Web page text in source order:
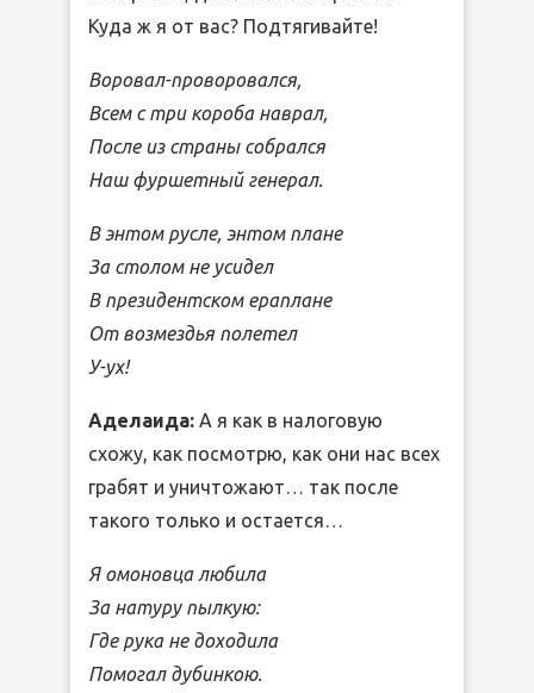
Куда ж я от вас? Подтягивайте!
Воровал-проворовался,
Всем с три короба наврал,
После из страны собрался
Наш фуршетный генерал.
В энтом русле, энтом плане
За столом не усидел
В президентском ераплане
От возмездья полетел
У-ух!
Аделаида: А я как в налоговую
схожу, как посмотрю, как они нас всех
грабят и уничтожают… так после
такого только и остается…
Я омоновца любила
За натуру пылкую:
Где рука не доходила
Помогал дубинкою.